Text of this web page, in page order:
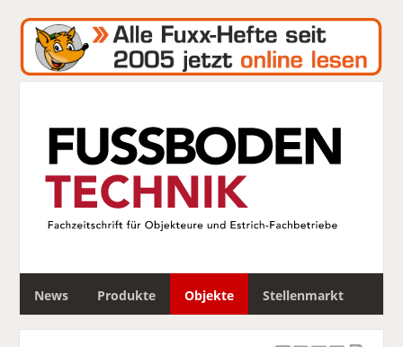
News Produkte Objekte Stellenmarkt
c